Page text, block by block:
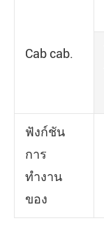
Cab cab.
ฟังก์ชัน
การ
ทำงาน
ของ